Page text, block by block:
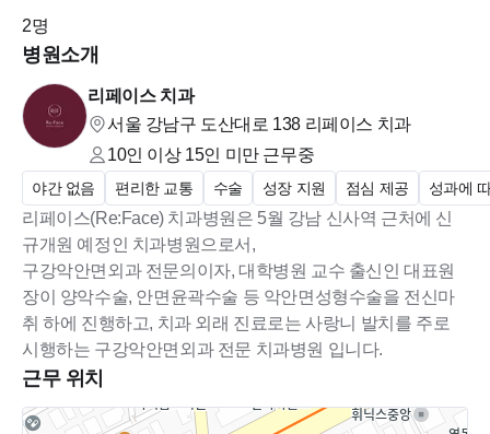
밝고 책임감 있게 근무 가능한 분
환자 응대 및 커뮤니케이션이 원활한 분
팀워크를 중요하게 생각하는 분
센스 있고 꼼꼼하게 업무 가능한 분
수술방 및 진료실 업무에 관심 있는 분
양악수술 / 안면윤곽 분야를 배우고 싶은 분
오래 함께 성장할 분 환영합니다
♥지원방법♥
010-4108-6202
2명
병원소개
리페이스 치과
서울 강남구 도산대로 138 리페이스 치과
10인 이상 15인 미만근무중
야간 없음 편리한 교통 수술 성장 지원 점심 제공 성과에
리페이스(Re:Face) 치과병원은 5월 강남 신사역 근처에 신
규개원 예정인 치과병원으로서,
구강악안면외과 전문의이자, 대학병원 교수 출신인 대표원
장이 양악수술, 안면윤곽수술 등 악안면성형수술을 전신마
취 하에 진행하고, 치과 외래 진료로는 사랑니 발치를 주로
시행하는 구강악안면외과 전문 치과병원 입니다.
근무 위치